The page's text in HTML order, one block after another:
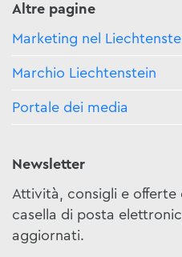
Altre pagine
Marketing nel
Marchio Liechtenstein
Portale dei media
Newsletter
Attività, consigli e
casella di posta
aggiornati.